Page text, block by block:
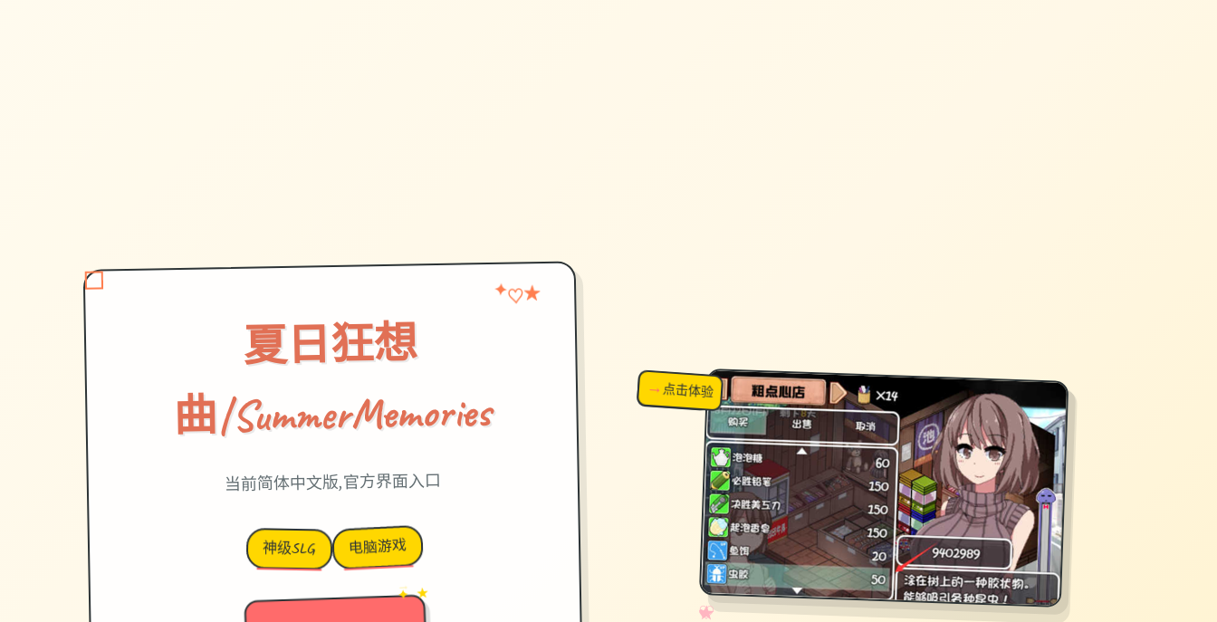
夏日狂想
曲|SummerMemories
✦♡
★
当前简体中文版,官方界面入口
神级SLG 电脑游戏
→
✦ ★
✧
♡
★
♥
↗超棒！
→点击体验